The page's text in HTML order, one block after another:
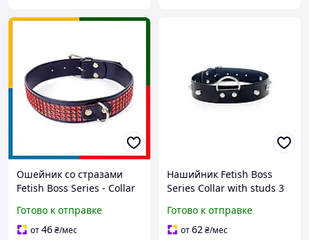
Ошейник со стразами
Fetish Boss Series - Collar
Готово к отправке
от46₴/мес
Нашийник Fetish Boss
Series Collar with studs 3
Готово к отправке
от62₴/мес